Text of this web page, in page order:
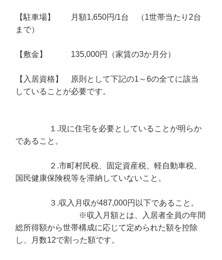
【駐車場】 月額1,650円/1台 （1世帯当たり2台
まで）
【敷金】 135,000円（家賃の3か月分）
【入居資格】 原則として下記の1～6の全てに該当
していることが必要です。
１.現に住宅を必要としていることが明らか
であること。
２.市町村民税、固定資産税、軽自動車税、
国民健康保険税等を滞納していないこと。
３.収入月収が487,000円以下であること。
※収入月額とは、入居者全員の年間
総所得額から世帯構成に応じて定められた額を控除
し、月数12で割った額です。